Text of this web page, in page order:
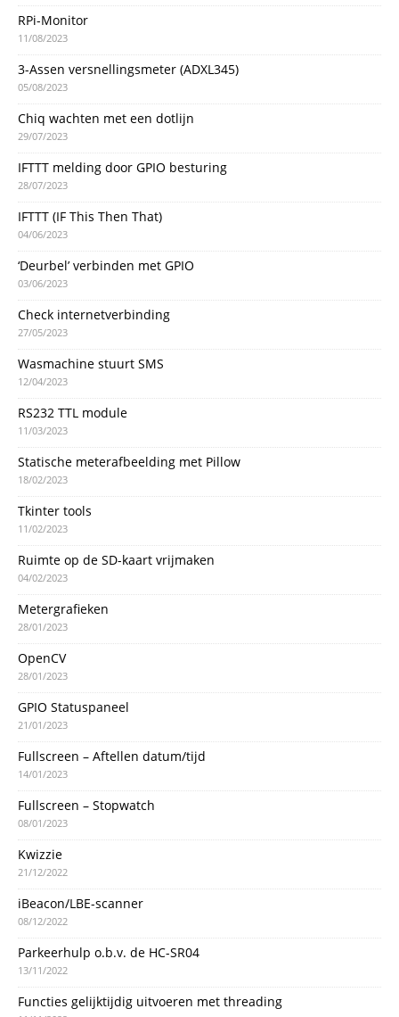
RPi-Monitor
11/08/2023
3-Assen versnellingsmeter (ADXL345)
05/08/2023
Chiq wachten met een dotlijn
29/07/2023
IFTTT melding door GPIO besturing
28/07/2023
IFTTT (IF This Then That)
04/06/2023
‘Deurbel’ verbinden met GPIO
03/06/2023
Check internetverbinding
27/05/2023
Wasmachine stuurt SMS
12/04/2023
RS232 TTL module
11/03/2023
Statische meterafbeelding met Pillow
18/02/2023
Tkinter tools
11/02/2023
Ruimte op de SD-kaart vrijmaken
04/02/2023
Metergrafieken
28/01/2023
OpenCV
28/01/2023
GPIO Statuspaneel
21/01/2023
Fullscreen – Aftellen datum/tijd
14/01/2023
Fullscreen – Stopwatch
08/01/2023
Kwizzie
21/12/2022
iBeacon/LBE-scanner
08/12/2022
Parkeerhulp o.b.v. de HC-SR04
13/11/2022
Functies gelijktijdig uitvoeren met threading